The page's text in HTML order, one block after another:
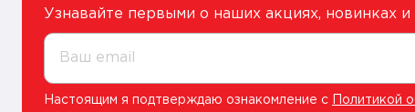
Узнавайте первыми о наших акциях, новинках
Ваш email
Настоящим я подтверждаю ознакомление с
Политикой